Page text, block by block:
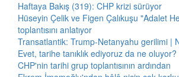
Haftaya Bakış (319): CHP krizi sürüyor
Hüseyin Çelik ve Figen Çalıkuşu "Adalet
toplantısını anlatıyor
Transatlantik: Trump-Netanyahu gerilimi |
Evet, tarihe tanıklık ediyoruz da ne oluyor?
CHP'nin tarihi grup toplantısının ardından